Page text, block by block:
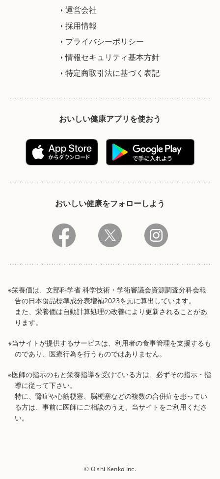
運営会社
採用情報
プライバシーポリシー
情報セキュリティ基本方針
特定商取引法に基づく表記
おいしい健康アプリを使おう
おいしい健康をフォローしよう
※栄養価は、文部科学省 科学技術・学術審議会資源調査分科会報
告の日本食品標準成分表増補2023を元に算出しています。
また、栄養価は自動計算処理の改善により更新されることがあ
ります。
※当サイトが提供するサービスは、利用者の食事管理を支援するも
のであり、医療行為を行うものではありません。
※医師の指示のもと栄養指導を受けている方は、必ずその指示・指
導に従って下さい。
特に、腎症や心筋梗塞、脳梗塞などの複数の合併症を患ってい
る方は、事前に医師にご相談のうえ、当サイトをご利用くださ
い。
© Oishi Kenko Inc.